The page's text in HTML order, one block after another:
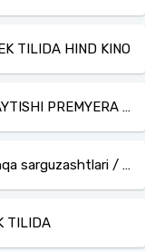
TILIDA HIND KINO
UCH XXX 3: DARBADARNING QAYTISHI PREMYERA KESILMAGAN ORIGINAL UZBEK O'ZBEK TILIDA Online Ko'rish va Yuklab olish
I operatsiyasi va Shurikning boshqa sarguzashtlari / Operatsiya e / Operatsiya i Uzbek tilida 1965 O'zbek tarjima kino HD ..
TILIDA